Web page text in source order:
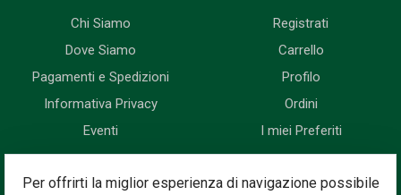
Per offrirti la miglior esperienza di navigazione possibile
Chi Siamo
Dove Siamo
Pagamenti e Spedizioni
Informativa Privacy
Eventi
Registrati
Carrello
Profilo
Ordini
I miei Preferiti
Newsletter